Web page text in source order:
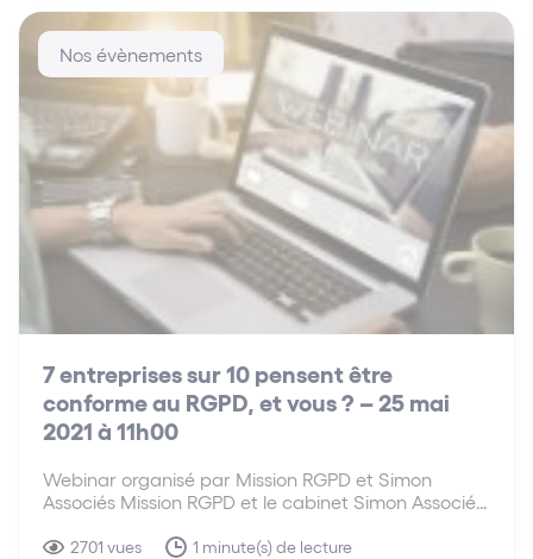
Nos évènements
7 entreprises sur 10 pensent être
conforme au RGPD, et vous ? – 25 mai
2021 à 11h00
Webinar organisé par Mission RGPD et Simon
Associés Mission RGPD et le cabinet Simon Associés
7 bonnes pratiques à mettre en œuvre pour se
2701 vues 1 minute(s) de lecture